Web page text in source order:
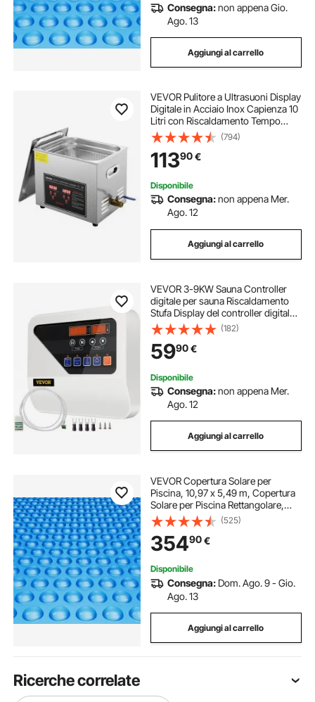
Consegna:non appena Gio.
Ago. 13
Aggiungi al carrello
VEVOR Pulitore a Ultrasuoni Display
Digitale in Acciaio Inox Capienza 10
Litri con Riscaldamento Tempo
Temperatura Regolabile, Macchina
Pulitrice a Ultrasuoni per Gioielli
Occhiali Orologi Laboratorio
(794)
11390€
Disponibile
Consegna:non appena Mer.
Ago. 12
Aggiungi al carrello
VEVOR 3-9KW Sauna Controller
digitale per sauna Riscaldamento
Stufa Display del controller digitale
per il tempo libero all'aperto
(182)
5990€
Disponibile
Consegna:non appena Mer.
Ago. 12
Aggiungi al carrello
VEVOR Copertura Solare per
Piscina, 10,97 x 5,49 m, Copertura
Solare per Piscina Rettangolare,
Spessore 0,4 mm, Protezione per
Piscina per Piscina Interrata Fuori
Terra, per Riscaldamento Acqua,
Blu
(525)
35490€
Disponibile
Consegna: Dom. Ago. 9 - Gio.
Ago. 13
Aggiungi al carrello
Ricerche correlate